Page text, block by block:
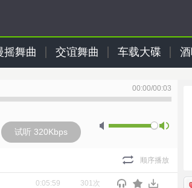
摇舞曲 交谊舞曲 车载大碟
00:00/00:03
试听 320Kbps
顺序播放
0:05:59 301次